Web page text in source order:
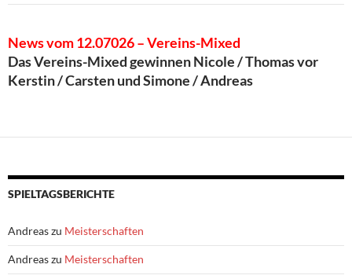
News vom 12.07026 – Vereins-Mixed
Das Vereins-Mixed gewinnen Nicole / Thomas vor
Kerstin / Carsten und Simone / Andreas
SPIELTAGSBERICHTE
Andreaszu Meisterschaften
Andreaszu Meisterschaften